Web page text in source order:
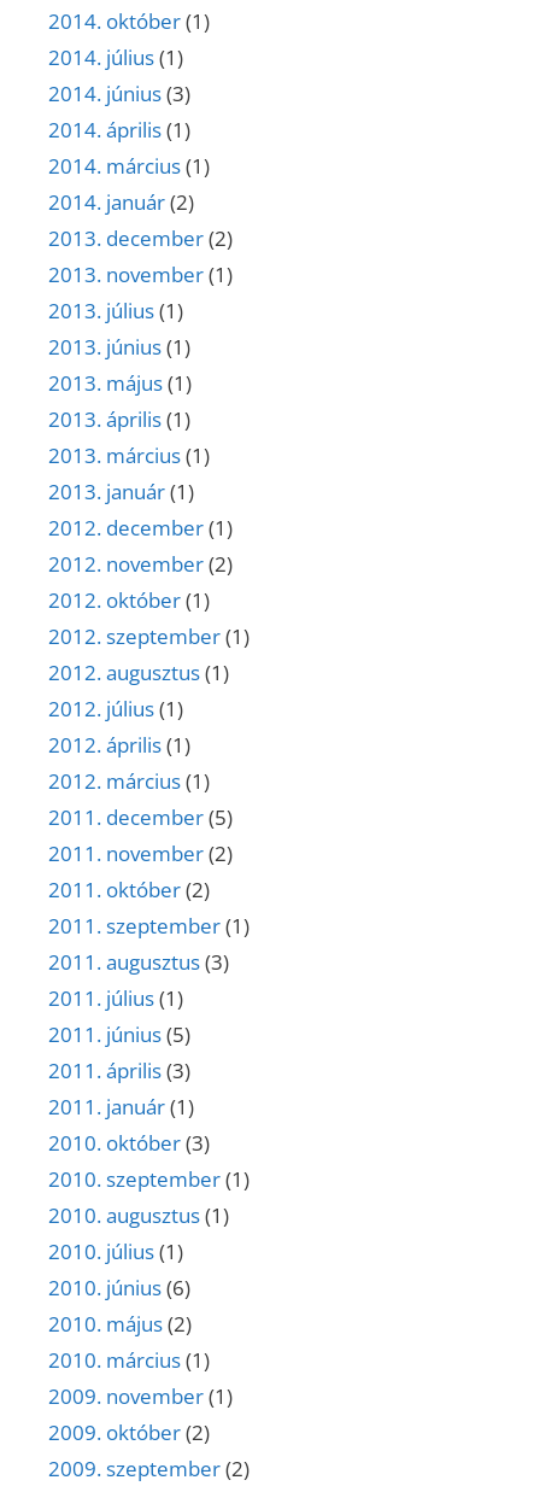
2014. október(1)
2014. július(1)
2014. június(3)
2014. április(1)
2014. március(1)
2014. január(2)
2013. december(2)
2013. november(1)
2013. július(1)
2013. június(1)
2013. május(1)
2013. április(1)
2013. március(1)
2013. január(1)
2012. december(1)
2012. november(2)
2012. október(1)
2012. szeptember(1)
2012. augusztus(1)
2012. július(1)
2012. április(1)
2012. március(1)
2011. december(5)
2011. november(2)
2011. október(2)
2011. szeptember(1)
2011. augusztus(3)
2011. július(1)
2011. június(5)
2011. április(3)
2011. január(1)
2010. október(3)
2010. szeptember(1)
2010. augusztus(1)
2010. július(1)
2010. június(6)
2010. május(2)
2010. március(1)
2009. november(1)
2009. október(2)
2009. szeptember(2)